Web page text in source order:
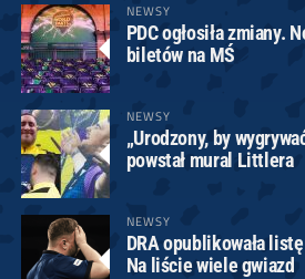
NEWSY
PDC ogłosiła zmiany.
biletów na MŚ
NEWSY
„Urodzony, by
powstał mural Littlera
NEWSY
DRA opublikowała
Na liście wiele gwiazd